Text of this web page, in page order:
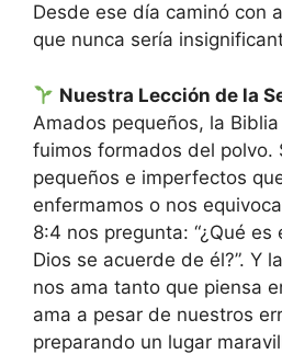
Desde ese día caminó con
que nunca sería
Nuestra Lección de la
Amados pequeños, la
fuimos formados del polvo.
pequeños e imperfectos
enfermamos o nos
8:4 nos pregunta: “¿Qué
Dios se acuerde de él?”. Y
nos ama tanto que piensa
ama a pesar de nuestros
preparando un lugar